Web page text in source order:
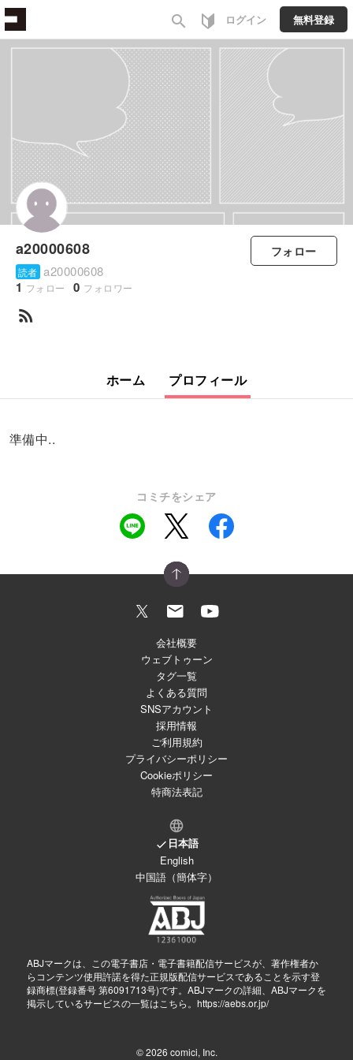
search ログイン 無料登録
a20000608
読者 a20000608
1 フォロー 0 フォロワー
フォロー
rss_feed
ホーム プロフィール
準備中..
コミチをシェア
会社概要
ウェブトゥーン
タグ一覧
よくある質問
SNSアカウント
採用情報
ご利用規約
プライバシーポリシー
Cookieポリシー
特商法表記
日本語
English
中国語（簡体字）
ABJマークは、この電子書店・電子書籍配信サービスが、著作権者か
らコンテンツ使用許諾を得た正規版配信サービスであることを示す登
録商標(登録番号 第6091713号)です。ABJマークの詳細、ABJマークを
掲示しているサービスの一覧はこちら。 https://aebs.or.jp/
© 2026 comici, Inc.